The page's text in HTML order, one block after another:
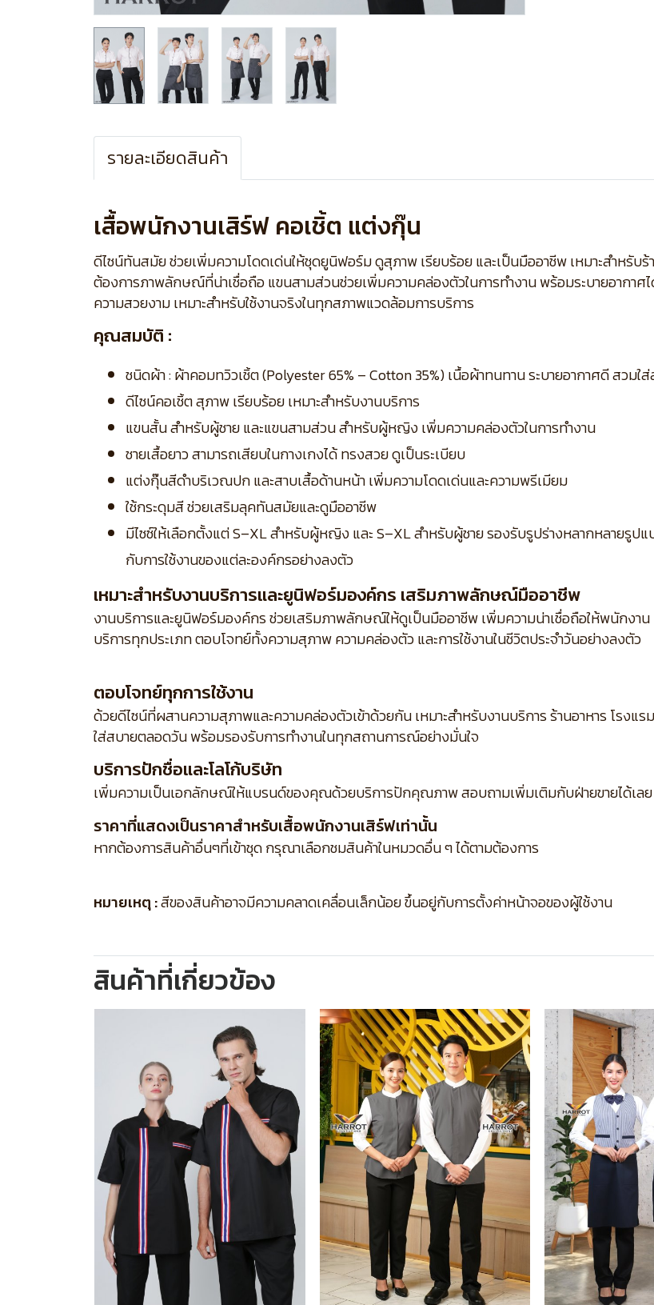
รายละเอียดสินค้า
เสื้อพนักงานเสิร์ฟ คอเชิ้ต แต่งกุ๊น
ดีไซน์ทันสมัย ช่วยเพิ่มความโดดเด่นให้ชุดยูนิฟอร์ม ดูสุภาพ เรียบร้อย และเป็นมืออาชีพ เหมาะสำหรับร้
ต้องการภาพลักษณ์ที่น่าเชื่อถือ แขนสามส่วนช่วยเพิ่มความคล่องตัวในการทำงาน พร้อมระบายอากา
ความสวยงาม เหมาะสำหรับใช้งานจริงในทุกสภาพแวดล้อมการบริการ
คุณสมบัติ :
ชนิดผ้า : ผ้าคอมทวิวเชิ้ต (Polyester 65% – Cotton 35%) เนื้อผ้าทนทาน ระบายอากาศดี สวมใ
ดีไซน์คอเชิ้ต สุภาพ เรียบร้อย เหมาะสำหรับงานบริการ
แขนสั้น สำหรับผู้ชาย และแขนสามส่วน สำหรับผู้หญิง เพิ่มความคล่องตัวในการทำงาน
ชายเสื้อยาว สามารถเสียบในกางเกงได้ ทรงสวย ดูเป็นระเบียบ
แต่งกุ๊นสีดำบริเวณปก และสาบเสื้อด้านหน้า เพิ่มความโดดเด่นและความพรีเมียม
ใช้กระดุมสี ช่วยเสริมลุคทันสมัยและดูมืออาชีพ
มีไซซ์ให้เลือกตั้งแต่ S–XL สำหรับผู้หญิง และ S–XL สำหรับผู้ชาย รองรับรูปร่างหลากหลายรู
กับการใช้งานของแต่ละองค์กรอย่างลงตัว
เหมาะสำหรับงานบริการและยูนิฟอร์มองค์กร เสริมภาพลักษณ์มืออาชีพ
งานบริการและยูนิฟอร์มองค์กร ช่วยเสริมภาพลักษณ์ให้ดูเป็นมืออาชีพ เพิ่มความน่าเชื่อถือให้พนักงาน
บริการทุกประเภท ตอบโจทย์ทั้งความสุภาพ ความคล่องตัว และการใช้งานในชีวิตประจำวันอย่างลงตัว
ตอบโจทย์ทุกการใช้งาน
ด้วยดีไซน์ที่ผสานความสุภาพและความคล่องตัวเข้าด้วยกัน เหมาะสำหรับงานบริการ ร้านอาหาร โร
ใส่สบายตลอดวัน พร้อมรองรับการทำงานในทุกสถานการณ์อย่างมั่นใจ
บริการปักชื่อและโลโก้บริษัท
เพิ่มความเป็นเอกลักษณ์ให้แบรนด์ของคุณด้วยบริการปักคุณภาพ สอบถามเพิ่มเติมกับฝ่ายขายได้เลย
ราคาที่แสดงเป็นราคาสำหรับเสื้อพนักงานเสิร์ฟเท่านั้น
หากต้องการสินค้าอื่นๆที่เข้าชุด กรุณาเลือกชมสินค้าในหมวดอื่น ๆ ได้ตามต้องการ
หมายเหตุ :สีของสินค้าอาจมีความคลาดเคลื่อนเล็กน้อย ขึ้นอยู่กับการตั้งค่าหน้าจอของผู้ใช้งาน
สินค้าที่เกี่ยวข้อง